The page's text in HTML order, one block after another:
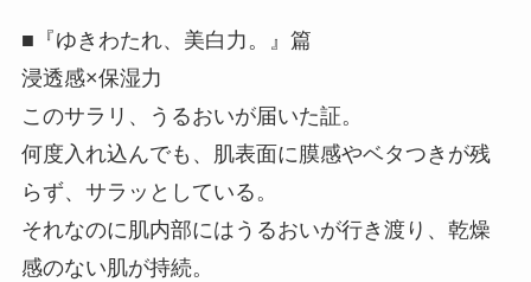
■『ゆきわたれ、美白力。』篇
浸透感×保湿⼒
このサラリ、うるおいが届いた証。
何度⼊れ込んでも、肌表⾯に膜感やベタつきが残
らず、サラッとしている。
それなのに肌内部にはうるおいが⾏き渡り、乾燥
感のない肌が持続。